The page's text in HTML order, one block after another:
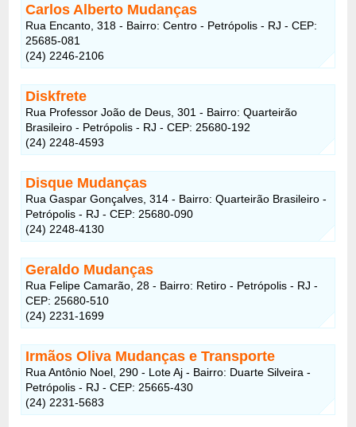
Carlos Alberto Mudanças
Rua Encanto, 318 - Bairro: Centro - Petrópolis - RJ - CEP:
25685-081
(24) 2246-2106
Diskfrete
Rua Professor João de Deus, 301 - Bairro: Quarteirão
Brasileiro - Petrópolis - RJ - CEP: 25680-192
(24) 2248-4593
Disque Mudanças
Rua Gaspar Gonçalves, 314 - Bairro: Quarteirão Brasileiro -
Petrópolis - RJ - CEP: 25680-090
(24) 2248-4130
Geraldo Mudanças
Rua Felipe Camarão, 28 - Bairro: Retiro - Petrópolis - RJ -
CEP: 25680-510
(24) 2231-1699
Irmãos Oliva Mudanças e Transporte
Rua Antônio Noel, 290 - Lote Aj - Bairro: Duarte Silveira -
Petrópolis - RJ - CEP: 25665-430
(24) 2231-5683